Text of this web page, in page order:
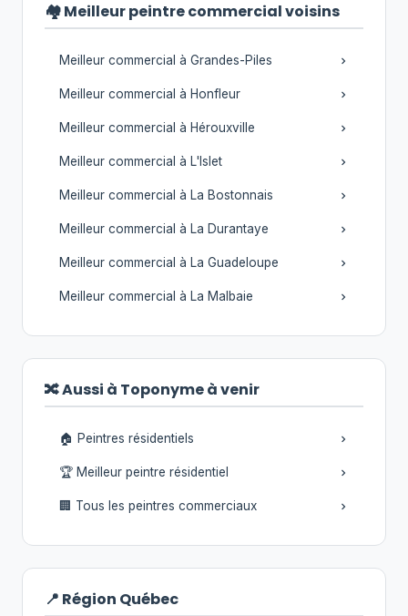
🏘️ Meilleur peintre commercial voisins
Meilleur commercial à Grandes-Piles
Meilleur commercial à Honfleur
Meilleur commercial à Hérouxville
Meilleur commercial à L'Islet
Meilleur commercial à La Bostonnais
Meilleur commercial à La Durantaye
Meilleur commercial à La Guadeloupe
Meilleur commercial à La Malbaie
🔀 Aussi à Toponyme à venir
🏠 Peintres résidentiels
🏆 Meilleur peintre résidentiel
🏢 Tous les peintres commerciaux
📍 Région Québec